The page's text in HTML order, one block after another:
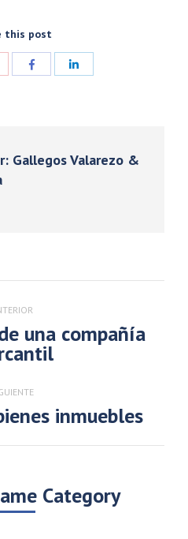
this post
CompartirCompartir
Gallegos Valarezo &
Publicación
anterior:
una compañía
Publicacióninmuebles
Category